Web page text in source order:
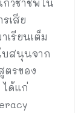
เสีย
เรียนเต็ม
บสนุนจาก
ตรของ
ได้แก่